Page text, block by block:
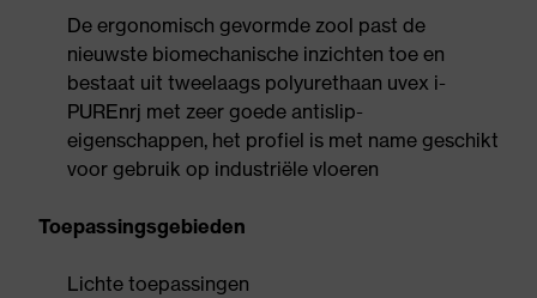
De ergonomisch gevormde zool past de
nieuwste biomechanische inzichten toe en
bestaat uit tweelaags polyurethaan uvex i-
PUREnrj met zeer goede antislip-
eigenschappen, het profiel is met name geschikt
voor gebruik op industriële vloeren
Toepassingsgebieden
Lichte toepassingen